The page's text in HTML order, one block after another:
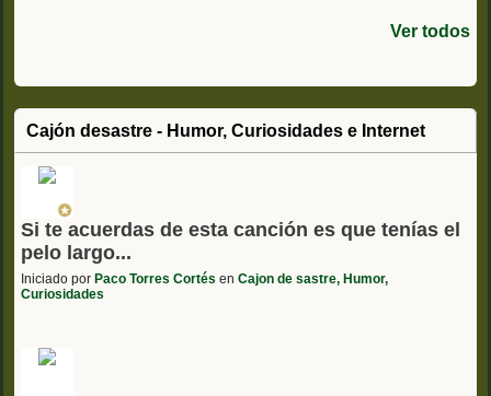
Ver todos
Cajón desastre - Humor, Curiosidades e Internet
Si te acuerdas de esta canción es que tenías el
pelo largo...
Iniciado por Paco Torres Cortés en Cajon de sastre, Humor,
Curiosidades